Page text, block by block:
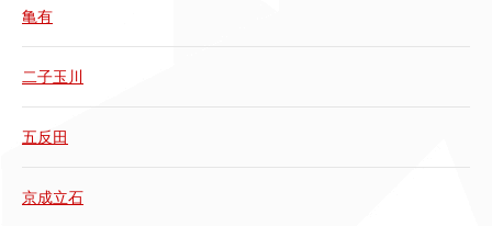
亀有
二子玉川
五反田
京成立石